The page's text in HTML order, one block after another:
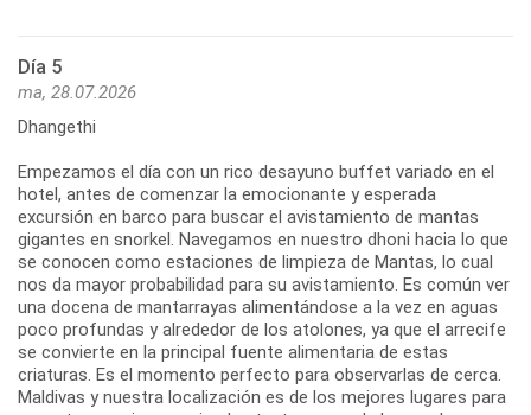
Día 5
ma, 28.07.2026
Dhangethi
Empezamos el día con un rico desayuno buffet variado en el
hotel, antes de comenzar la emocionante y esperada
excursión en barco para buscar el avistamiento de mantas
gigantes en snorkel. Navegamos en nuestro dhoni hacia lo que
se conocen como estaciones de limpieza de Mantas, lo cual
nos da mayor probabilidad para su avistamiento. Es común ver
una docena de mantarrayas alimentándose a la vez en aguas
poco profundas y alrededor de los atolones, ya que el arrecife
se convierte en la principal fuente alimentaria de estas
criaturas. Es el momento perfecto para observarlas de cerca.
Maldivas y nuestra localización es de los mejores lugares para